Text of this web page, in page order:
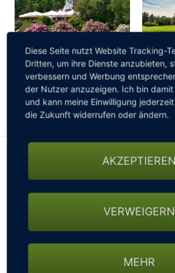
Platzinformationen
die typische Landschaft der
Platz ist zu jeder Jahreszeit im
und fast immer bespielbar. Golfer
besonderen sportlichen Reiz.
Diese Seite nutzt Website Tracking-
Dritten, um ihre Dienste anzubieten,
verbessern und Werbung
der Nutzer anzuzeigen. Ich bin
und kann meine Einwilligung
die Zukunft widerrufen oder ändern.
AKZEPTIEREN
VERWEIGERN
MEHR